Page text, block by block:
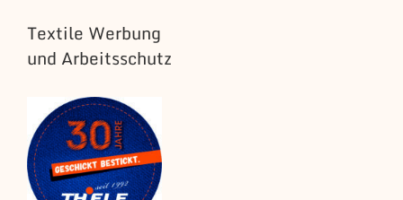
Textile Werbung
und Arbeitsschutz